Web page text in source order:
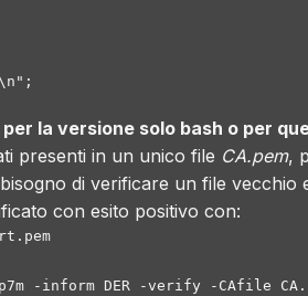
la versione solo bash o per
presenti in un unico file CA.pem,
di verificare un file vecchio
con esito positivo con:
-inform DER -verify -CAfile